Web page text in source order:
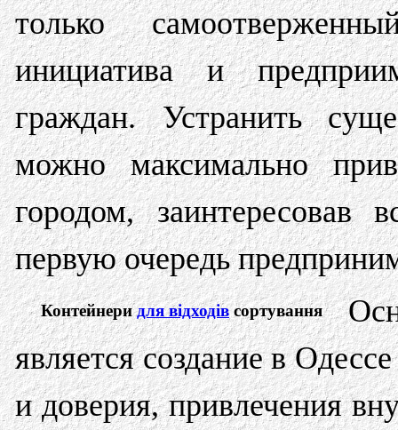
только
инициатива и
граждан. Устранить
можно максимально
городом, заинтересовав
первую очередь
Контейнеридля відходівсортування
является создание в
и доверия, привлечения